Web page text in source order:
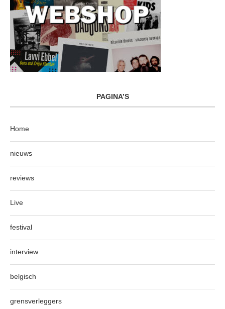
PAGINA’S
Home
nieuws
reviews
Live
festival
interview
belgisch
grensverleggers